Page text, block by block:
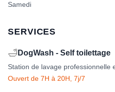
Samedi
SERVICES
🛁 DogWash - Self toilettage
Station de lavage professionnelle
Ouvert de 7H à 20H, 7j/7